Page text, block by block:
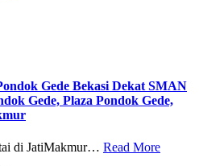
Gede Bekasi Dekat SMAN
Gede, Plaza Pondok Gede,
di JatiMakmur… Read More